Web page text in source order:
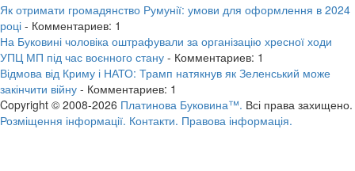
Як отримати громадянство Румунії: умови для оформлення в 2024
році - Комментариев: 1
На Буковині чоловіка оштрафували за організацію хресної ходи
УПЦ МП під час воєнного стану - Комментариев: 1
Відмова від Криму і НАТО: Трамп натякнув як Зеленський може
закінчити війну - Комментариев: 1
Copyright © 2008-2026 Платинова Буковина™. Всі права захищено.
Розміщення інформації. Контакти. Правова інформація.